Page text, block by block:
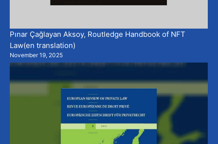
Pınar Çağlayan Aksoy, Routledge Handbook of NFT
Law(en translation)
November 19, 2025